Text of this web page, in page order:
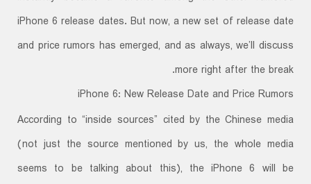
iPhone 6 release dates. But now, a new set of release date
and price rumors has emerged, and as always, we’ll discuss
more right after the break.
iPhone 6: New Release Date and Price Rumors
According to “inside sources” cited by the Chinese media
(not just the source mentioned by us, the whole media
seems to be talking about this), the iPhone 6 will be